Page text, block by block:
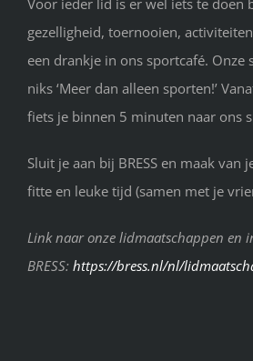
Voor ieder lid is er wel iets te doen
gezelligheid, toernooien,
een drankje in ons sportcafé. Onze
niks ‘Meer dan alleen sporten!’
fiets je binnen 5 minuten naar ons
Sluit je aan bij BRESS en maak van
fitte en leuke tijd (samen met je
Link naar onze lidmaatschappen en
BRESS: https://bress.nl/nl/